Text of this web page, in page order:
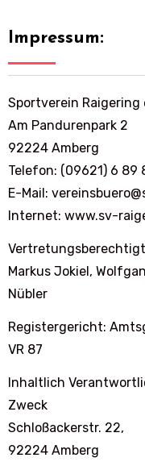
Impressum:
Sportverein Raigering
Am Pandurenpark 2
92224 Amberg
Telefon: (09621) 6 89
E-Mail:
Internet: www.sv-
Markus Jokiel,
Nübler
Registergericht:
VR 87
Inhaltlich
Zweck
Schloßackerstr. 22,
92224 Amberg